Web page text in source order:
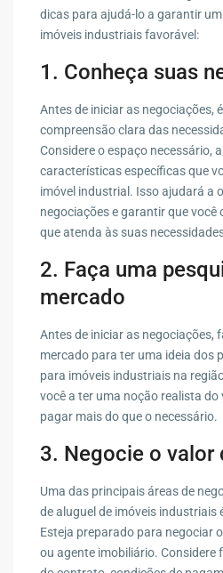
dicas para ajudá-lo a garantir
imóveis industriais favorável:
1. Conheça suas
Antes de iniciar as negociações,
compreensão clara das
Considere o espaço necessário,
características específicas que
imóvel industrial. Isso ajudará a
negociações e garantir que
que atenda às suas
2. Faça uma
mercado
Antes de iniciar as negociações,
mercado para ter uma ideia dos
para imóveis industriais na
você a ter uma noção realista do
pagar mais do que o necessário.
3. Negocie o valor
Uma das principais áreas de
de aluguel de imóveis industriais
Esteja preparado para negociar
ou agente imobiliário. Considere